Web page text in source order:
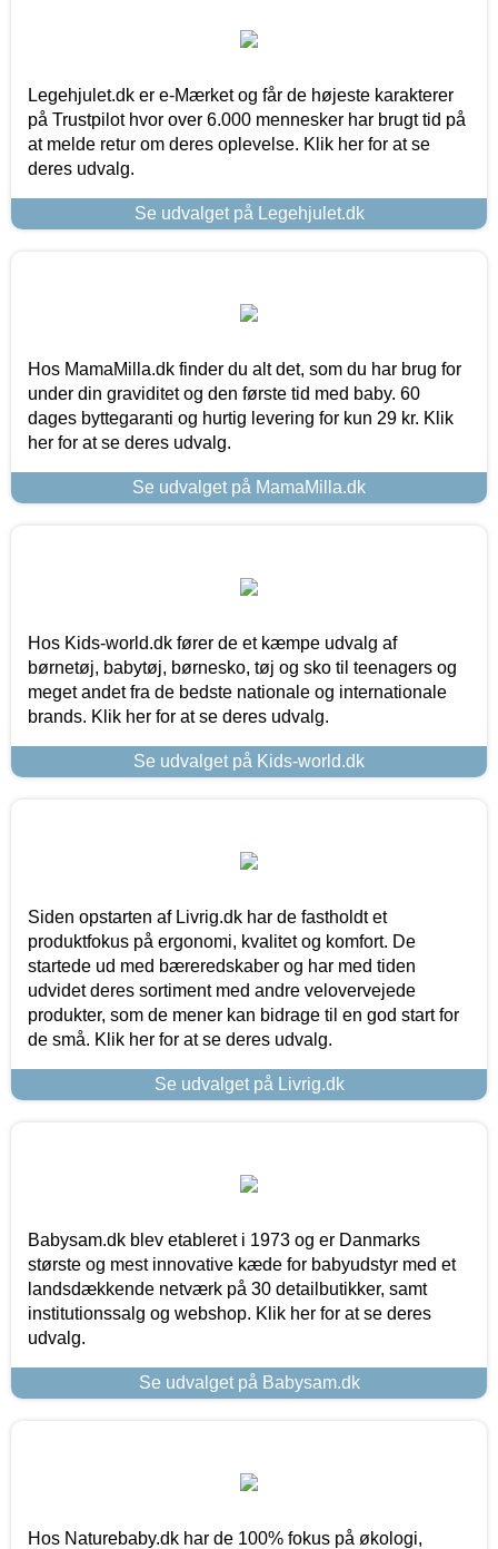
Legehjulet.dk er e-Mærket og får de højeste karakterer
på Trustpilot hvor over 6.000 mennesker har brugt tid på
at melde retur om deres oplevelse. Klik her for at se
deres udvalg.
Se udvalget på Legehjulet.dk
Hos MamaMilla.dk finder du alt det, som du har brug for
under din graviditet og den første tid med baby. 60
dages byttegaranti og hurtig levering for kun 29 kr. Klik
her for at se deres udvalg.
Se udvalget på MamaMilla.dk
Hos Kids-world.dk fører de et kæmpe udvalg af
børnetøj, babytøj, børnesko, tøj og sko til teenagers og
meget andet fra de bedste nationale og internationale
brands. Klik her for at se deres udvalg.
Se udvalget på Kids-world.dk
Siden opstarten af Livrig.dk har de fastholdt et
produktfokus på ergonomi, kvalitet og komfort. De
startede ud med bæreredskaber og har med tiden
udvidet deres sortiment med andre velovervejede
produkter, som de mener kan bidrage til en god start for
de små. Klik her for at se deres udvalg.
Se udvalget på Livrig.dk
Babysam.dk blev etableret i 1973 og er Danmarks
største og mest innovative kæde for babyudstyr med et
landsdækkende netværk på 30 detailbutikker, samt
institutionssalg og webshop. Klik her for at se deres
udvalg.
Se udvalget på Babysam.dk
Hos Naturebaby.dk har de 100% fokus på økologi,